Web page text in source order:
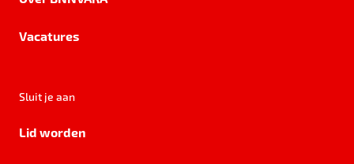
Vacatures
Sluit je aan
Lid worden